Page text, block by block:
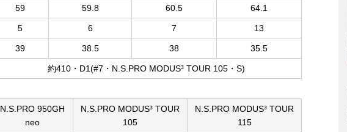
59 59.8 60.5 64.1
5 6 7 13
39 38.5 38 35.5
約410・D1(#7・N.S.PRO MODUS³ TOUR 105・S)
N.S.PRO 950GH
neo
N.S.PRO MODUS³ TOUR
105
N.S.PRO MODUS³ TOUR
115